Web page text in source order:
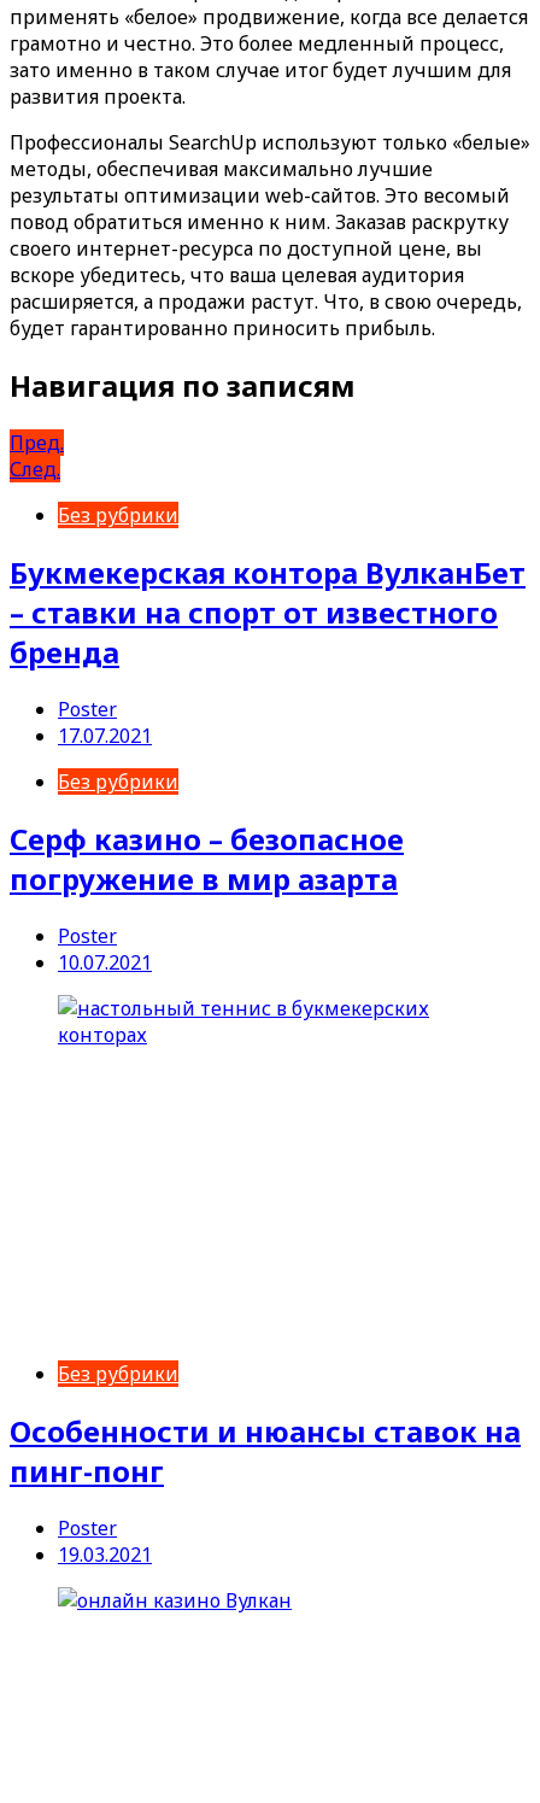
применять «белое» продвижение, когда все делается
грамотно и честно. Это более медленный процесс,
зато именно в таком случае итог будет лучшим для
развития проекта.
Профессионалы SearchUp используют только «белые»
методы, обеспечивая максимально лучшие
результаты оптимизации web-сайтов. Это весомый
повод обратиться именно к ним. Заказав раскрутку
своего интернет-ресурса по доступной цене, вы
вскоре убедитесь, что ваша целевая аудитория
расширяется, а продажи растут. Что, в свою очередь,
будет гарантированно приносить прибыль.
Навигация по записям
Пред.
След.
Без рубрики
Букмекерская контора ВулканБет
– ставки на спорт от известного
бренда
Poster
17.07.2021
Без рубрики
Серф казино – безопасное
погружение в мир азарта
Poster
10.07.2021
Без рубрики
Особенности и нюансы ставок на
пинг-понг
Poster
19.03.2021